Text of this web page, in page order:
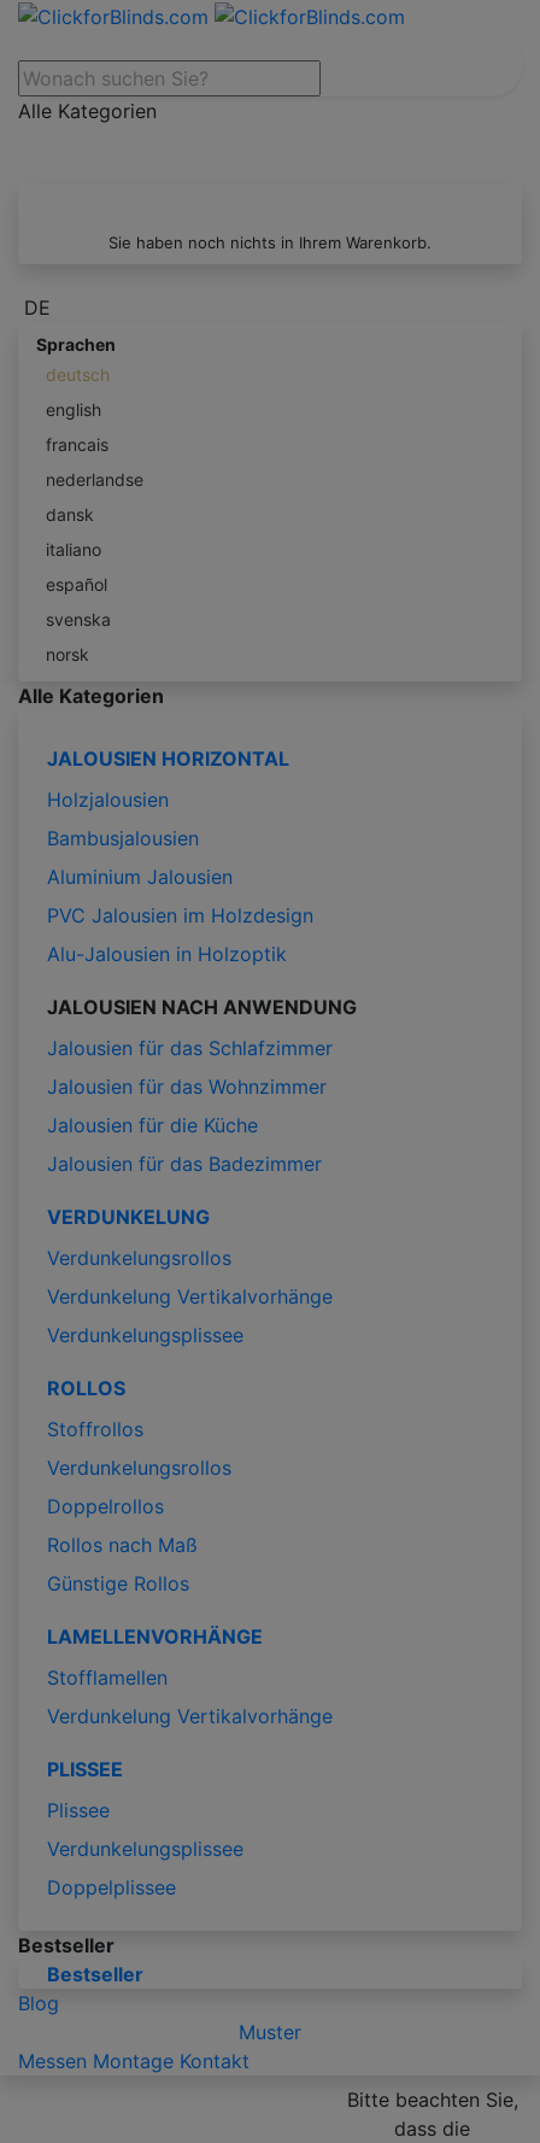
Alle Kategorien
Sie haben noch nichts in Ihrem Warenkorb.
DE
Sprachen
deutsch
english
francais
nederlandse
dansk
italiano
español
svenska
norsk
Alle Kategorien
JALOUSIEN HORIZONTAL
Holzjalousien
Bambusjalousien
Aluminium Jalousien
PVC Jalousien im Holzdesign
Alu-Jalousien in Holzoptik
JALOUSIEN NACH ANWENDUNG
Jalousien für das Schlafzimmer
Jalousien für das Wohnzimmer
Jalousien für die Küche
Jalousien für das Badezimmer
VERDUNKELUNG
Verdunkelungsrollos
Verdunkelung Vertikalvorhänge
Verdunkelungsplissee
ROLLOS
Stoffrollos
Verdunkelungsrollos
Doppelrollos
Rollos nach Maß
Günstige Rollos
LAMELLENVORHÄNGE
Stofflamellen
Verdunkelung Vertikalvorhänge
PLISSEE
Plissee
Verdunkelungsplissee
Doppelplissee
Bestseller
Bestseller
Blog
Muster
Messen Montage Kontakt
Bitte beachten Sie,
dass die